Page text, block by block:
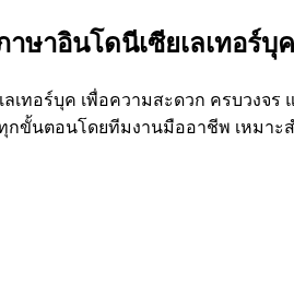
ษาอินโดนีเซียเลเทอร์บุค
เทอร์บุค เพื่อความสะดวก ครบวงจ
กขั้นตอนโดยทีมงานมืออาชีพ เหมา